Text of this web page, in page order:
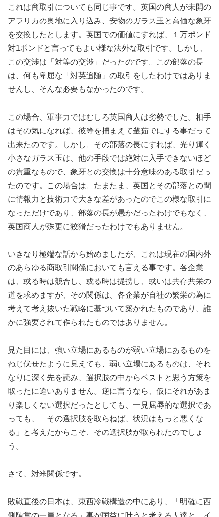
これは商取引についても同じ事です。英国の商人が未開の
アフリカの奥地に入り込み、安物のガラス玉と高価な象牙
を交換したとします。英国での価値にすれば、１万ポンド
対1ポンドと言ってもよい様な法外な取引です。しかし、
この交渉は「対等の交渉」だったのです。この部落の長
は、何も卑屈な「対英追随」の取引をしたわけではありま
せんし、そんな必要もなかったのです。
この場合、軍事力ではむしろ英国商人は劣勢でした。相手
はその気になれば、彼等を捕まえて釜茹でにする事だって
出来たのです。しかし、その部落の長にすれば、光り輝く
小さなガラス玉は、他の手段では絶対に入手できないほど
の貴重なもので、象牙との交換は十分意味のある取引だっ
たのです。この場合は、たまたま、英国とその部落との間
に情報力と技術力で大きな差があったのでこの様な取引に
なっただけであり、部落の長が愚かだったわけでもなく、
英国商人が殊更に狡猾だったわけでもありません。
いきなり極端な話から始めましたが、これは現在の国内外
のあらゆる商取引関係においても言える事です。各企業
は、或る時は競合し、或る時は提携し、或いは共存共栄の
道を求めますが、その関係は、各企業が自社の繁栄の為に
考えて考え抜いた戦略に基づいて築かれたものであり、誰
かに強要されて作られたものではありません。
見た目には、強い立場にあるものが弱い立場にあるものを
ねじ伏せたように見えても、弱い立場にあるものは、それ
なりに深く先を読み、選択肢の中からベストと思う方策を
取ったに違いありません。逆に言うなら、仮にそれがあま
り楽しくない選択だったとしても、一見屈辱的な選択であ
っても、「その選択肢を取らねば、状況はもっと悪くな
る」と考えたからこそ、その選択肢が取られたのでしょ
う。
さて、対米関係です。
敗戦直後の日本は、東西冷戦構造の中にあり、「明確に西
側陣営の一員となる」事が国益に叶うと考える人達と、イ